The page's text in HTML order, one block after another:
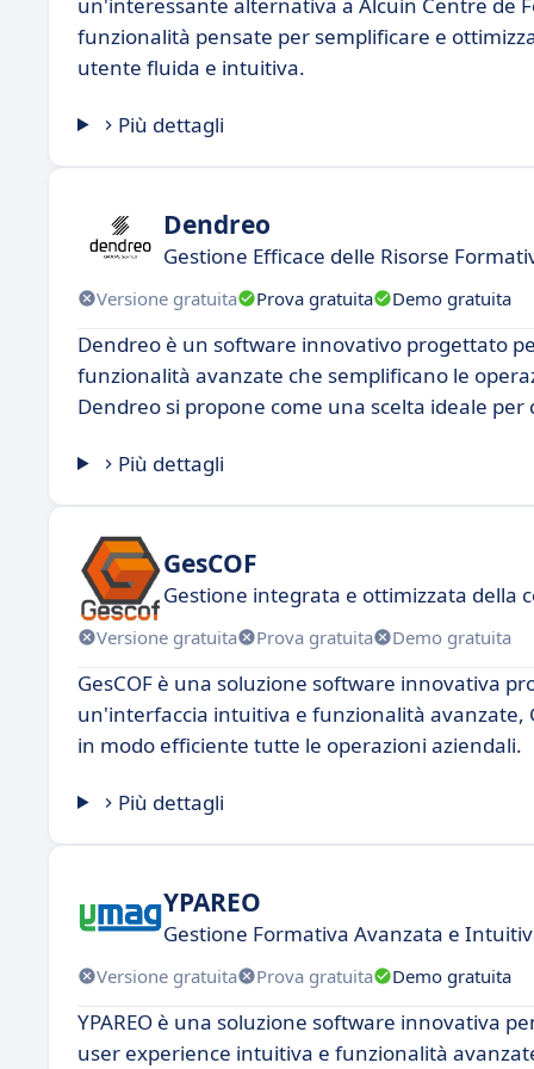
funzionalità pensate per semplificare e
utente fluida e intuitiva.
Più dettagli
Dendreo
Gestione Efficace delle Risorse
Versione gratuita Prova gratuita Demo gratuita
Dendreo è un software innovativo progettato
funzionalità avanzate che semplificano le
Dendreo si propone come una scelta ideale
Più dettagli
GesCOF
Gestione integrata e ottimizzata della
Versione gratuita Prova gratuita Demo gratuita
GesCOF è una soluzione software innovativa
un'interfaccia intuitiva e funzionalità avanzate,
in modo efficiente tutte le operazioni aziendali.
Più dettagli
YPAREO
Gestione Formativa Avanzata e
Versione gratuita Prova gratuita Demo gratuita
YPAREO è una soluzione software innovativa
user experience intuitiva e funzionalità